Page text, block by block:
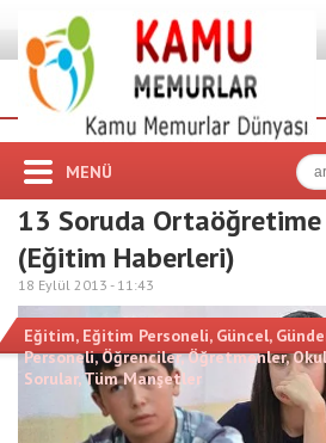
MENÜ
13 Soruda Ortaöğretime
(Eğitim Haberleri)
18 Eylül 2013 - 11:43
Eğitim, Eğitim Personeli, Güncel,
Personeli,Öğrenciler,Öğretmenler,Okul
Sorular,Tüm Manşetler